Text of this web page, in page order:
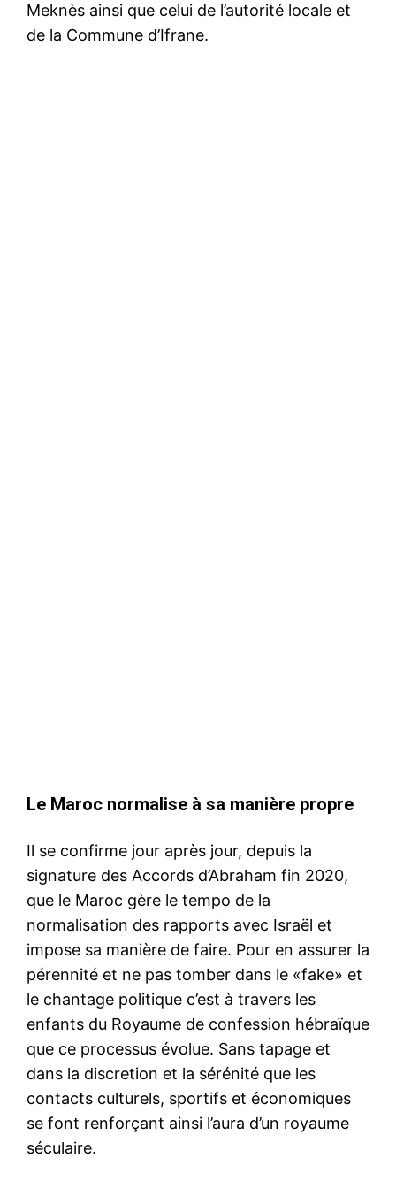
Meknès ainsi que celui de l’autorité locale et
de la Commune d’Ifrane.
Le Maroc normalise à sa manière propre
Il se confirme jour après jour, depuis la
signature des Accords d’Abraham fin 2020,
que le Maroc gère le tempo de la
normalisation des rapports avec Israël et
impose sa manière de faire. Pour en assurer la
pérennité et ne pas tomber dans le «fake» et
le chantage politique c’est à travers les
enfants du Royaume de confession hébraïque
que ce processus évolue. Sans tapage et
dans la discretion et la sérénité que les
contacts culturels, sportifs et économiques
se font renforçant ainsi l’aura d’un royaume
séculaire.